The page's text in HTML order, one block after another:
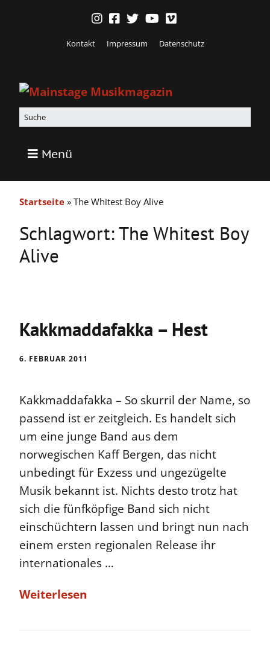
Kontakt Impressum Datenschutz
Menü
Startseite » The Whitest Boy Alive
Schlagwort:The Whitest Boy
Alive
Kakkmaddafakka – Hest
6. FEBRUAR 2011
Kakkmaddafakka – So skurril der Name, so
passend ist er zeitgleich. Es handelt sich
um eine junge Band aus dem
norwegischen Kaff Bergen, das nicht
unbedingt für Exzess und ungezügelte
Musik bekannt ist. Nichts desto trotz hat
sich die fünfköpfige Band sich nicht
einschüchtern lassen und bringt nun nach
einem ersten regionalen Release ihr
internationales …
Weiterlesen